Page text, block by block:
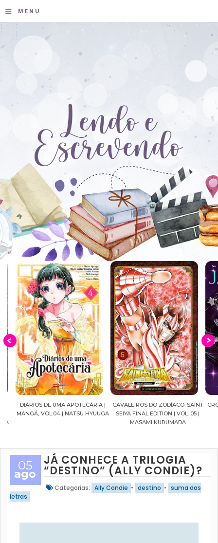
≡ MENU
DIÁRIOS DE UMA APOTECÁRIA |
MANGÁ, VOL.04 | NATSU HYUUGA
CAVALEIROS DO ZODÍACO: SAINT
SEIYA FINAL EDITION | VOL. 05 |
MASAMI KURUMADA
05
ago
JÁ CONHECE A TRILOGIA
“DESTINO” (ALLY CONDIE)?
Categorias: Ally Condie • destino • suma das
letras